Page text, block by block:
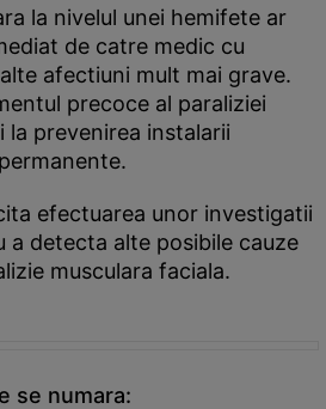
la nivelul unei hemifete ar
de catre medic cu
afectiuni mult mai grave.
precoce al paraliziei
prevenirea instalarii
efectuarea unor investigatii
a detecta alte posibile cauze
musculara faciala.
se numara: